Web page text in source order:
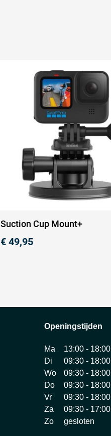
Suction Cup Mount+
€ 49,95
Openingstijden
Ma
13:00 - 18:00
Di
09:30 - 18:00
Wo
09:30 - 18:00
Do
09:30 - 18:00
Vr
09:30 - 18:00
Za
09:30 - 17:00
Zo
gesloten